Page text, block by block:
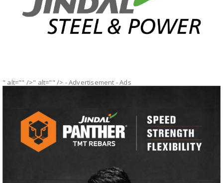
" alt="" />" alt="" /> - Advertisement -Ads